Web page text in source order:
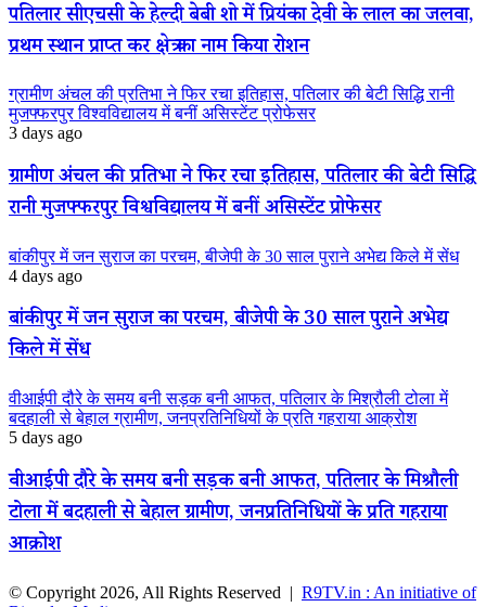
पतिलार सीएचसी के हेल्दी बेबी शो में प्रियंका देवी के लाल का जलवा,
प्रथम स्थान प्राप्त कर क्षेत्र का नाम किया रोशन
ग्रामीण अंचल की प्रतिभा ने फिर रचा इतिहास, पतिलार की बेटी सिद्धि रानी
मुजफ्फरपुर विश्वविद्यालय में बनीं असिस्टेंट प्रोफेसर
3 days ago
ग्रामीण अंचल की प्रतिभा ने फिर रचा इतिहास, पतिलार की बेटी सिद्धि
रानी मुजफ्फरपुर विश्वविद्यालय में बनीं असिस्टेंट प्रोफेसर
बांकीपुर में जन सुराज का परचम, बीजेपी के 30 साल पुराने अभेद्य किले में सेंध
4 days ago
बांकीपुर में जन सुराज का परचम, बीजेपी के 30 साल पुराने अभेद्य
किले में सेंध
वीआईपी दौरे के समय बनी सड़क बनी आफत, पतिलार के मिश्रौली टोला में
बदहाली से बेहाल ग्रामीण, जनप्रतिनिधियों के प्रति गहराया आक्रोश
5 days ago
वीआईपी दौरे के समय बनी सड़क बनी आफत, पतिलार के मिश्रौली
टोला में बदहाली से बेहाल ग्रामीण, जनप्रतिनिधियों के प्रति गहराया
आक्रोश
© Copyright 2026, All Rights Reserved | R9TV.in : An initiative of